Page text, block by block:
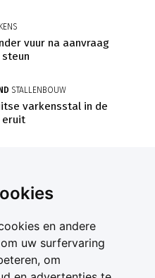
en andere
uw surfervaring
om
vuur na aanvraag
STALLENBOUW
varkensstal in de
eruit